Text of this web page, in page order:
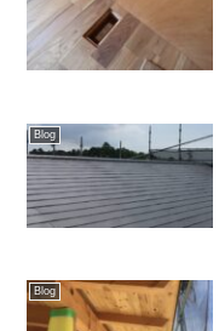
Blog
Blog